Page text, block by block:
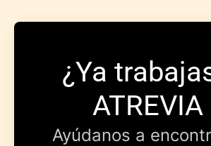
¿Ya
ATREVIA
Ayúdanos a